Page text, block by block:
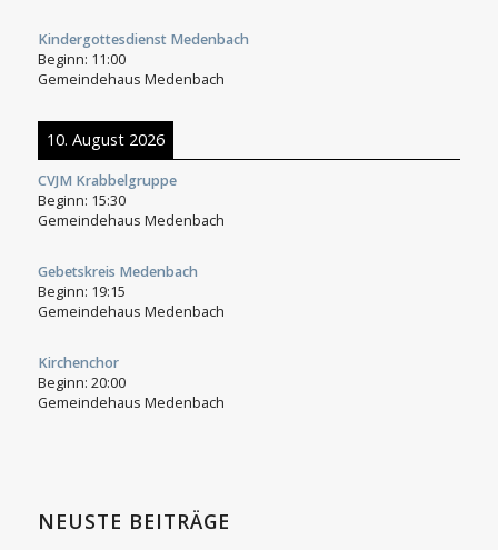
Kindergottesdienst Medenbach
Beginn: 11:00
Gemeindehaus Medenbach
10. August 2026
CVJM Krabbelgruppe
Beginn: 15:30
Gemeindehaus Medenbach
Gebetskreis Medenbach
Beginn: 19:15
Gemeindehaus Medenbach
Kirchenchor
Beginn: 20:00
Gemeindehaus Medenbach
NEUSTE BEITRÄGE